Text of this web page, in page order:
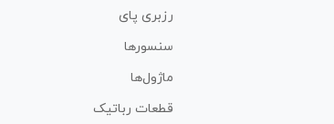
رزبری پای
سنسورها
ماژول‌ها
قطعات رباتیک